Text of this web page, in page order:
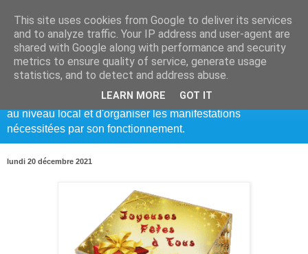
Bréal Solidarité
Cette association crée en 1979, sans option politique ni
confessionnelle, a pour but de faire fonctionner le centre
nutritionnel de Goundam au Mali, de participer à la solidarité
au niveau local et d'organiser les manifestations
nécessitées par son fonctionnement.
lundi 20 décembre 2021
This site uses cookies from Google to deliver its services
and to analyze traffic. Your IP address and user-agent are
shared with Google along with performance and security
metrics to ensure quality of service, generate usage
statistics, and to detect and address abuse.
LEARN MORE GOT IT